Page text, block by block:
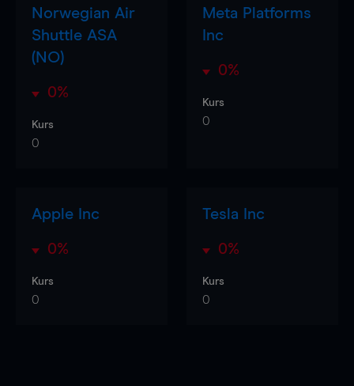
Norwegian Air
Shuttle ASA
(NO)
0%
Kurs
0
Meta Platforms
Inc
0%
Kurs
0
Apple Inc
0%
Kurs
0
Tesla Inc
0%
Kurs
0